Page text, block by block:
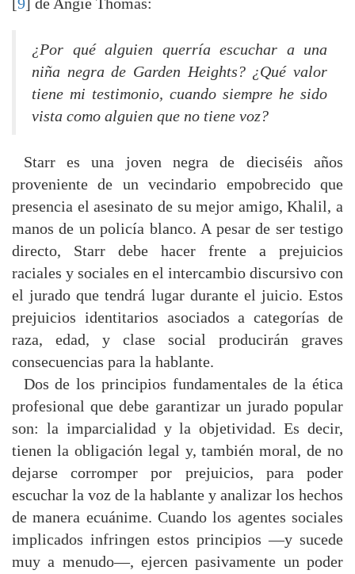
¿Por qué alguien querría escuchar a una
niña negra de Garden Heights? ¿Qué valor
tiene mi testimonio, cuando siempre he sido
vista como alguien que no tiene voz?
Starr es una joven negra de dieciséis años
proveniente de un vecindario empobrecido que
presencia el asesinato de su mejor amigo, Khalil, a
manos de un policía blanco. A pesar de ser testigo
directo, Starr debe hacer frente a prejuicios
raciales y sociales en el intercambio discursivo con
el jurado que tendrá lugar durante el juicio. Estos
prejuicios identitarios asociados a categorías de
raza, edad, y clase social producirán graves
consecuencias para la hablante.
Dos de los principios fundamentales de la ética
profesional que debe garantizar un jurado popular
son: la imparcialidad y la objetividad. Es decir,
tienen la obligación legal y, también moral, de no
dejarse corromper por prejuicios, para poder
escuchar la voz de la hablante y analizar los hechos
de manera ecuánime. Cuando los agentes sociales
implicados infringen estos principios —y sucede
muy a menudo—, ejercen pasivamente un poder